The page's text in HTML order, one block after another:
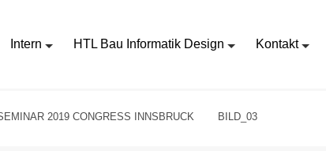
Intern HTL Bau Informatik Design Kontakt
2019 CONGRESS INNSBRUCK BILD_03